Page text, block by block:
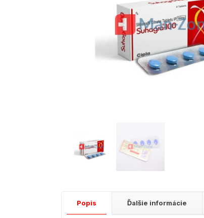
Popis Ďalšie informácie